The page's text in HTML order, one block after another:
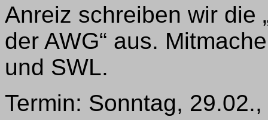
Anreiz schreiben wir die
der AWG“ aus.
und SWL.
Termin: Sonntag,